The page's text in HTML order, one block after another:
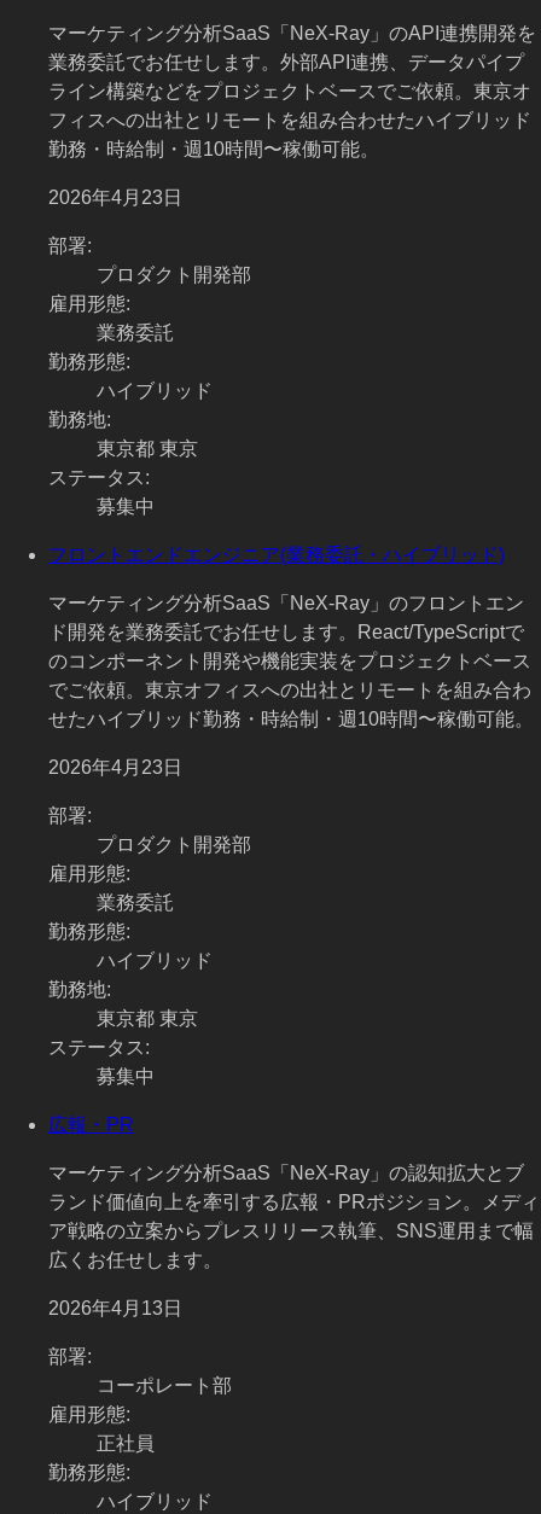
マーケティング分析SaaS「NeX-Ray」のAPI連携開発を
業務委託でお任せします。外部API連携、データパイプ
ライン構築などをプロジェクトベースでご依頼。東京オ
フィスへの出社とリモートを組み合わせたハイブリッド
勤務・時給制・週10時間〜稼働可能。
2026年4月23日
部署:
プロダクト開発部
雇用形態:
業務委託
勤務形態:
ハイブリッド
勤務地:
東京都 東京
ステータス:
募集中
フロントエンドエンジニア(業務委託・ハイブリッド)
マーケティング分析SaaS「NeX-Ray」のフロントエン
ド開発を業務委託でお任せします。React/TypeScriptで
のコンポーネント開発や機能実装をプロジェクトベース
でご依頼。東京オフィスへの出社とリモートを組み合わ
せたハイブリッド勤務・時給制・週10時間〜稼働可能。
2026年4月23日
部署:
プロダクト開発部
雇用形態:
業務委託
勤務形態:
ハイブリッド
勤務地:
東京都 東京
ステータス:
募集中
広報・PR
マーケティング分析SaaS「NeX-Ray」の認知拡大とブ
ランド価値向上を牽引する広報・PRポジション。メディ
ア戦略の立案からプレスリリース執筆、SNS運用まで幅
広くお任せします。
2026年4月13日
部署:
コーポレート部
雇用形態:
正社員
勤務形態:
ハイブリッド